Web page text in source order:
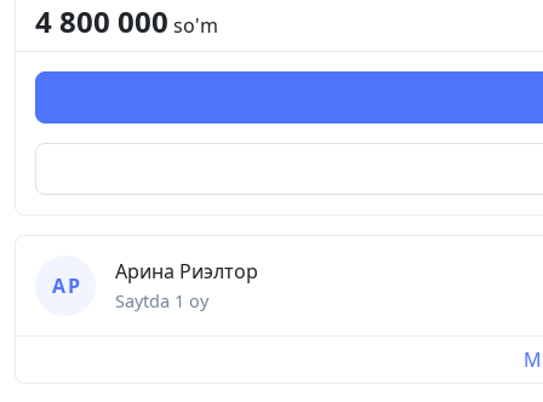
4 800 000 so'm
А Р
Арина Риэлтор
Saytda 1 oy